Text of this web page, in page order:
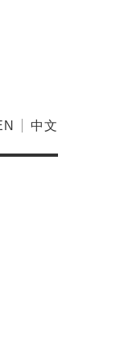
尋(開啟搜尋視窗)
中文